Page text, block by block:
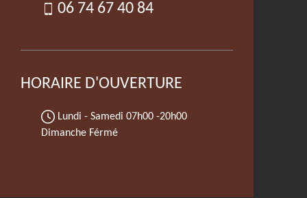
06 74 67 40 84
HORAIRE D'OUVERTURE
Lundi - Samedi 07h00 -20h00
Dimanche Férmé